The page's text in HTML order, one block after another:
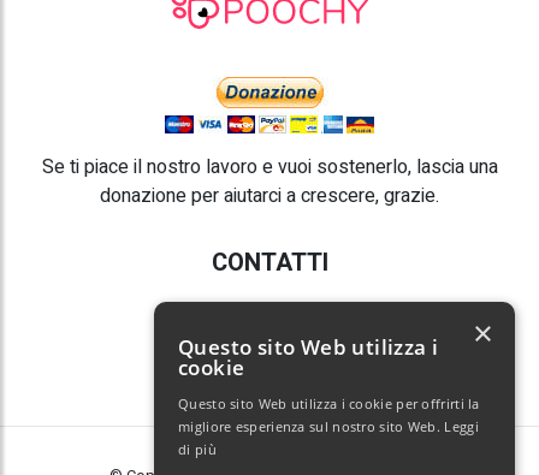
Se ti piace il nostro lavoro e vuoi sostenerlo, lascia una
donazione per aiutarci a crescere, grazie.
CONTATTI
E-mail:info@poochy.it
Questo sito Web utilizza i
cookie
Questo sito Web utilizza i cookie per offrirti la
migliore esperienza sul nostro sito Web. Leggi
di più
×